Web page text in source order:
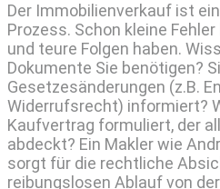
Der Immobilienverkauf ist
Prozess. Schon kleine
und teure Folgen haben.
Dokumente Sie benötigen?
Gesetzesänderungen (z.B.
Widerrufsrecht) informiert?
Kaufvertrag formuliert, der
abdeckt? Ein Makler wie
sorgt für die rechtliche
reibungslosen Ablauf von der